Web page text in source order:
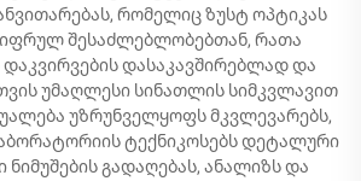
რომელიც ზუსტ ოპტიკას
შესაძლებლობებთან, რათა
დასაკავშირებლად და
უმაღლესი სინათლის სიმკვლავით
უზრუნველყოფს მკვლევარებს,
ტექნიკოსებს დეტალური
გადაღებას, ანალიზს და